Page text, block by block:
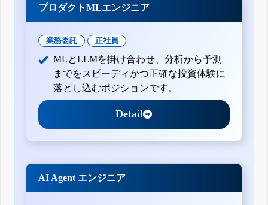
プロダクトMLエンジニア
業務委託 正社員
MLとLLMを掛け合わせ、分析から予測
までをスピーディかつ正確な投資体験に
落とし込むポジションです。
Detail
AI Agent エンジニア